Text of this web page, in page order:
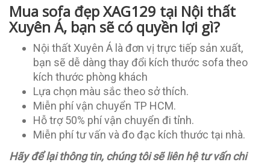
Mua sofa đẹp XAG129 tại Nội thất
Xuyên Á, bạn sẽ có quyền lợi gì?
Nội thất Xuyên Á là đơn vị trực tiếp sản xuất,
bạn sẽ dễ dàng thay đổi kích thước sofa theo
kích thước phòng khách
Lựa chọn màu sắc theo sở thích.
Miễn phí vận chuyển TP HCM.
Hỗ trợ 50% phí vận chuyển đi tỉnh.
Miễn phí tư vấn và đo đạc kích thước tại nhà.
Hãy để lại thông tin, chúng tôi sẽ liên hệ tư vấn chi